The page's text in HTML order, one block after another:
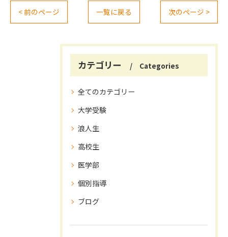
< 前のページ 一覧に戻る 次のページ >
カテゴリー Categories
全てのカテゴリー
大学受験
浪人生
高校生
医学部
個別指導
ブログ